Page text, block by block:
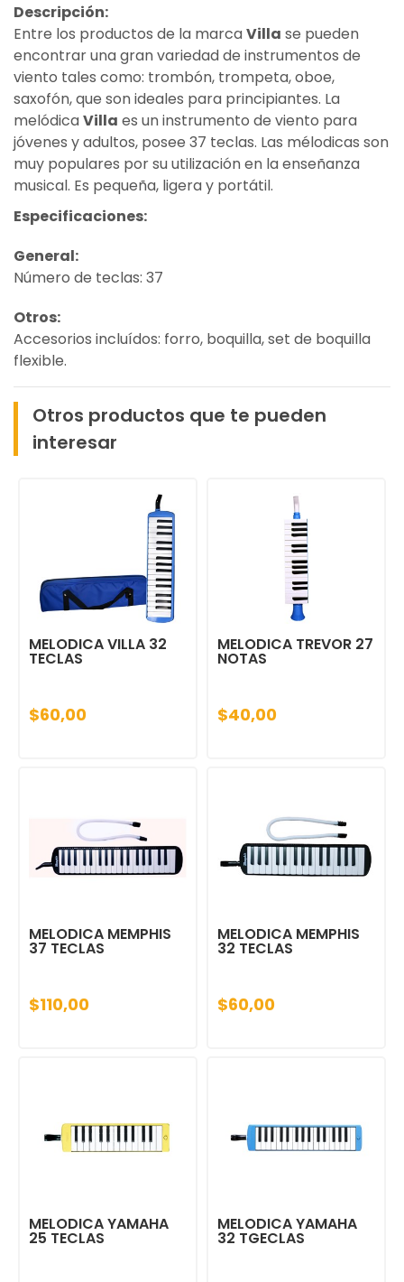
Descripción:
Entre los productos de la marcaVilla se pueden
encontrar una gran variedad de instrumentos de
viento tales como: trombón, trompeta, oboe,
saxofón, que son ideales para principiantes. La
melódicaVilla es un instrumento de viento para
jóvenes y adultos, posee 37 teclas. Las mélodicas son
muy populares por su utilización en la enseñanza
musical. Es pequeña, ligera y portátil.
Especificaciones:
General:
Número de teclas: 37
Otros:
Accesorios incluídos: forro, boquilla, set de boquilla
flexible.
Otros productos que te pueden
interesar
MELODICA VILLA 32
TECLAS
$60,00
MELODICA TREVOR 27
NOTAS
$40,00
MELODICA MEMPHIS
37 TECLAS
$110,00
MELODICA MEMPHIS
32 TECLAS
$60,00
MELODICA YAMAHA
25 TECLAS
MELODICA YAMAHA
32 TGECLAS